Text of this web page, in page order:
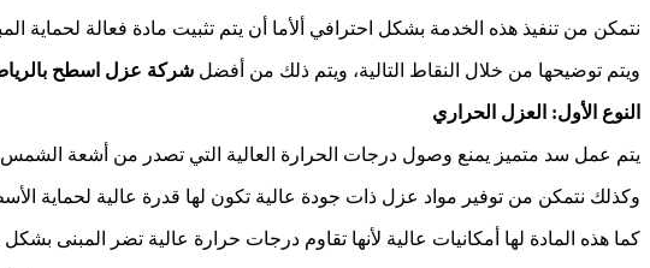
نتمكن من تنفيذ هذه الخدمة بشكل احترافي ألأما أن يتم تثبيت مادة فعالة لحماية
ويتم توضيحها من خلال النقاط التالية، ويتم ذلك من أفضل شركة عزل اسطح
النوع الأول: العزل الحراري
يتم عمل سد متميز يمنع وصول درجات الحرارة العالية التي تصدر من أشعة
وكذلك نتمكن من توفير مواد عزل ذات جودة عالية تكون لها قدرة عالية لحماية
كما هذه المادة لها أمكانيات عالية لأنها تقاوم درجات حرارة عالية تضر المبنى